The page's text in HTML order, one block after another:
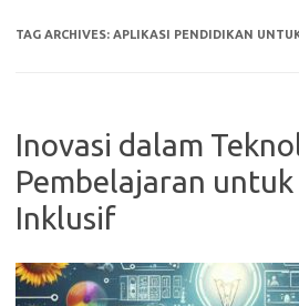
TAG ARCHIVES: APLIKASI PENDIDIKAN
Inovasi dalam
Pembelajaran
Inklusif